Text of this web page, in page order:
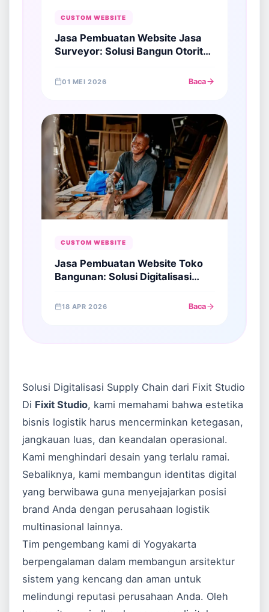
CUSTOM WEBSITE
Jasa Pembuatan Website Jasa
Surveyor: Solusi Bangun Otoritas
01 MEI 2026 Baca
CUSTOM WEBSITE
Jasa Pembuatan Website Toko
Bangunan: Solusi Digitalisasi
18 APR 2026 Baca
Solusi Digitalisasi Supply Chain dari Fixit Studio
Di Fixit Studio, kami memahami bahwa estetika
bisnis logistik harus mencerminkan ketegasan,
jangkauan luas, dan keandalan operasional.
Kami menghindari desain yang terlalu ramai.
Sebaliknya, kami membangun identitas digital
yang berwibawa guna menyejajarkan posisi
brand Anda dengan perusahaan logistik
multinasional lainnya.
Tim pengembang kami di Yogyakarta
berpengalaman dalam membangun arsitektur
sistem yang kencang dan aman untuk
melindungi reputasi perusahaan Anda. Oleh